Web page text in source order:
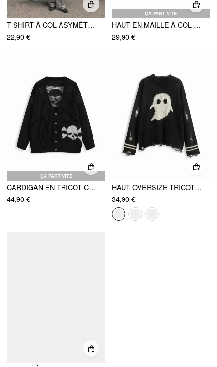
T-SHIRT À COL ASYMÉTRIQUE AVEC MOTIF CHAT
22,90 €
ÇA PART VITE
HAUT EN MAILLE À COL ROND DÉCHIRÉ ET TRANSPARENT
29,90 €
ÇA PART VITE
CARDIGAN EN TRICOT COL V MOTIF SQUELETTE AJOURÉ OVERSIZE
44,90 €
HAUT OVERSIZE TRICOT MOTIF FANTÔME RAYURES DÉCHIRÉ
34,90 €